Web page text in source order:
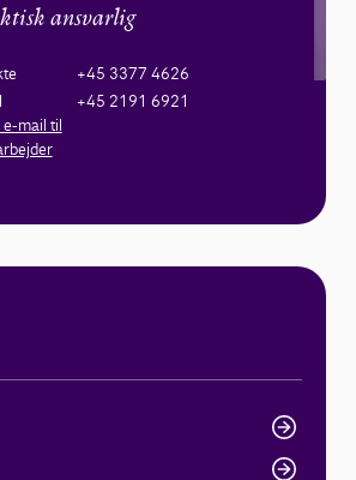
ansvarlig
+45 3377 4626
+45 2191 6921
e-mail til